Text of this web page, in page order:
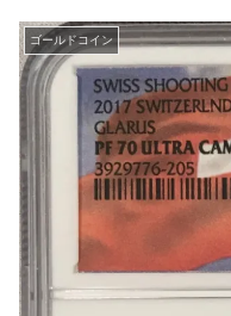
ゴールドコイン